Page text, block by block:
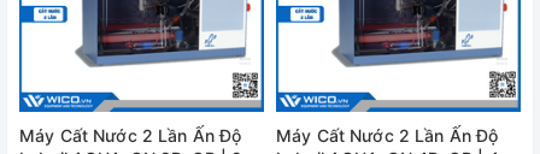
Máy Cất Nước 2 Lần Ấn Độ
Máy Cất Nước 2 Lần Ấn Độ